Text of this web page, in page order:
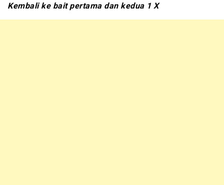
Kembali ke bait pertama dan kedua 1 X